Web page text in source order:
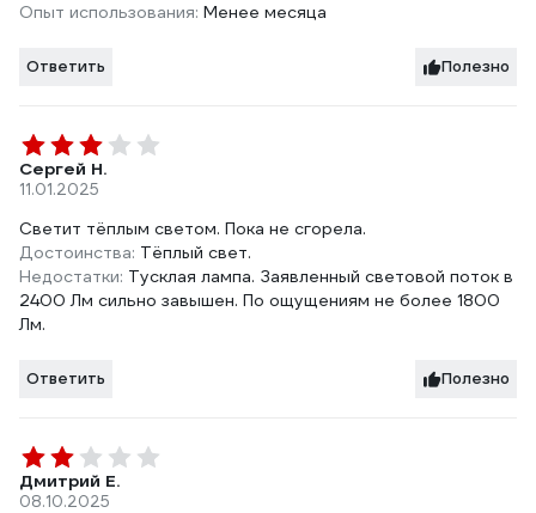
Опыт использования: Менее месяца
Ответить Полезно
Сергей Н.
11.01.2025
Светит тёплым светом. Пока не сгорела.
Достоинства: Тёплый свет.
Недостатки: Тусклая лампа. Заявленный световой поток в
2400 Лм сильно завышен. По ощущениям не более 1800
Лм.
Ответить Полезно
Дмитрий Е.
08.10.2025